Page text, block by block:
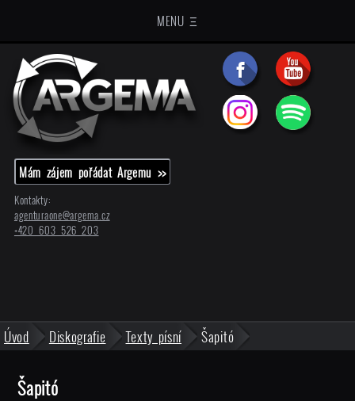
MENU Ξ
Mám zájem pořádat Argemu >>
Kontakty:
agenturaone@argema.cz
+420 603 526 203
Úvod Diskografie Texty písní Šapitó
Šapitó